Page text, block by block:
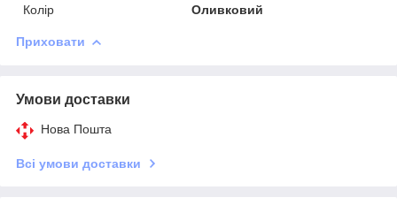
Колір
Оливковий
Приховати
Умови доставки
Нова Пошта
Всі умови доставки